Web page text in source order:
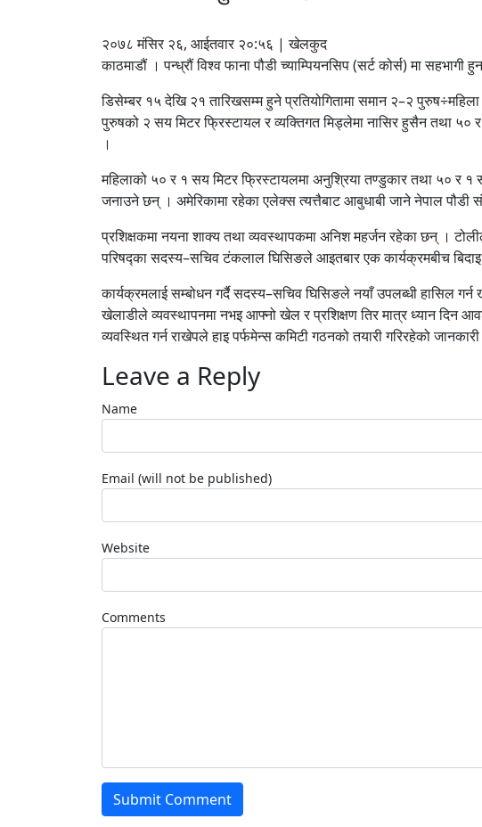
२०७८ मंसिर २६, आईतवार २०:५६ | खेलकुद
काठमाडौं । पन्ध्रौं विश्व फाना पौडी च्याम्पियनसिप (सर्ट कोर्स) मा सहभागी
डिसेम्बर १५ देखि २१ तारिखसम्म हुने प्रतियोगितामा समान २–२
पुरुषको २ सय मिटर फ्रिस्टायल र व्यक्तिगत मिड्लेमा नासिर हुसैन तथा ५०
।
महिलाको ५० र १ सय मिटर फ्रिस्टायलमा अनुश्रिया तण्डुकार तथा ५० र १
जनाउने छन् । अमेरिकामा रहेका एलेक्स त्यत्तैबाट आबुधाबी जाने नेपाल पौडी
प्रशिक्षकमा नयना शाक्य तथा व्यवस्थापकमा अनिश महर्जन रहेका छन् ।
परिषद्का सदस्य–सचिव टंकलाल घिसिङले आइतबार एक कार्यक्रमबीच
कार्यक्रमलाई सम्बोधन गर्दै सदस्य–सचिव घिसिङले नयाँ उपलब्धी हासिल
खेलाडीले व्यवस्थापनमा नभइ आफ्नो खेल र प्रशिक्षण तिर मात्र ध्यान दिन
व्यवस्थित गर्न राखेपले हाइ पर्फमेन्स कमिटी गठनको तयारी गरिरहेको जानकारी
Leave a Reply
Name
Email (will not be published)
Website
Comments